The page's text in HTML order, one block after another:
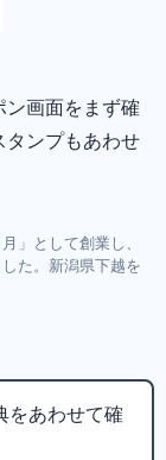
ン画面をまず確
タンプもあわせ
」として創業し、
た。新潟県下越を
をあわせて確